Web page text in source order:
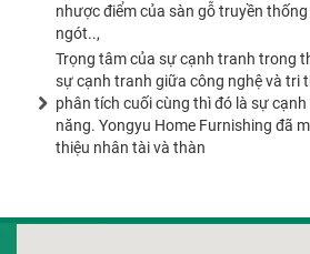
nhược điểm của sàn gỗ truyền
ngót..,
Trọng tâm của sự cạnh tranh trong
sự cạnh tranh giữa công nghệ và tri
phân tích cuối cùng thì đó là sự
năng. Yongyu Home Furnishing đã
thiệu nhân tài và thàn